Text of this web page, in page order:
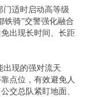
门适时启动高等级
铁骑”交警强化融合
出现长时间、长距
出现的强对流天
点位，有效避免人
交总队紧盯地面、